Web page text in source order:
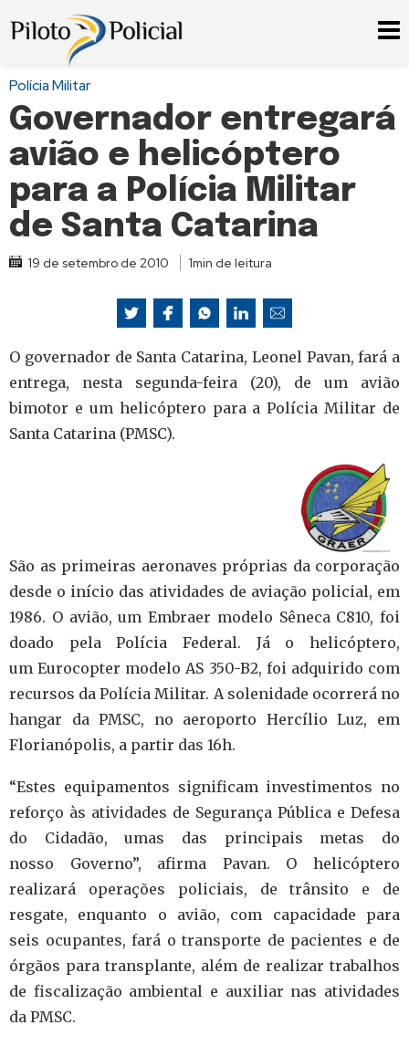
Polícia Militar
Governador entregará
avião e helicóptero
para a Polícia Militar
de Santa Catarina
19 de setembro de 2010 1min de leitura
O governador de Santa Catarina, Leonel Pavan, fará a
entrega, nesta segunda-feira (20), de um avião
bimotor e um helicóptero para a Polícia Militar de
Santa Catarina (PMSC).
São as primeiras aeronaves próprias da corporação
desde o início das atividades de aviação policial, em
1986. O avião, um Embraer modelo Sêneca C810, foi
doado pela Polícia Federal. Já o helicóptero,
um Eurocopter modelo AS 350-B2, foi adquirido com
recursos da Polícia Militar. A solenidade ocorrerá no
hangar da PMSC, no aeroporto Hercílio Luz, em
Florianópolis, a partir das 16h.
“Estes equipamentos significam investimentos no
reforço às atividades de Segurança Pública e Defesa
do Cidadão, umas das principais metas do
nosso Governo”, afirma Pavan. O helicóptero
realizará operações policiais, de trânsito e de
resgate, enquanto o avião, com capacidade para
seis ocupantes, fará o transporte de pacientes e de
órgãos para transplante, além de realizar trabalhos
de fiscalização ambiental e auxiliar nas atividades
da PMSC.